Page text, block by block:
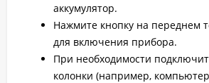
аккумулятор.
Нажмите кнопку на переднем
для включения прибора.
При необходимости
колонки (например,